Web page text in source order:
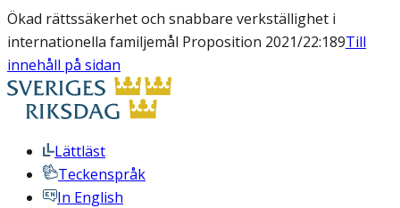
Ökad rättssäkerhet och snabbare verkställighet i
internationella familjemål Proposition 2021/22:189Till
innehåll på sidan
Lättläst
Teckenspråk
In English